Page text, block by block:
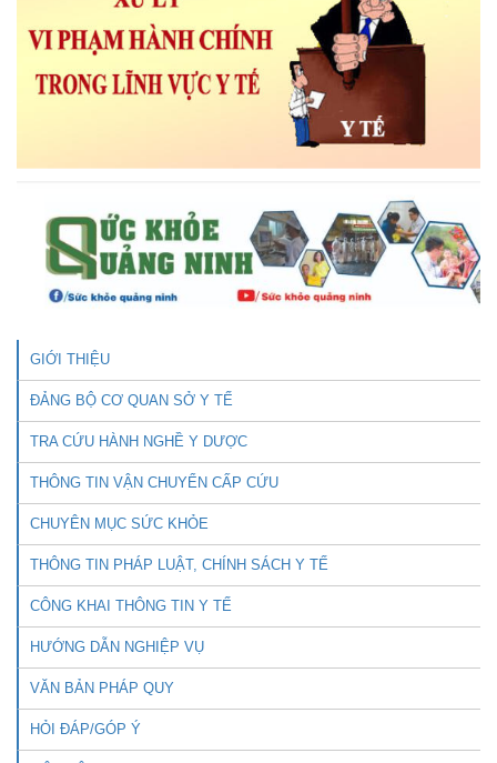
GIỚI THIỆU
ĐẢNG BỘ CƠ QUAN SỞ Y TẾ
TRA CỨU HÀNH NGHỀ Y DƯỢC
THÔNG TIN VẬN CHUYỂN CẤP CỨU
CHUYÊN MỤC SỨC KHỎE
THÔNG TIN PHÁP LUẬT, CHÍNH SÁCH Y TẾ
CÔNG KHAI THÔNG TIN Y TẾ
HƯỚNG DẪN NGHIỆP VỤ
VĂN BẢN PHÁP QUY
HỎI ĐÁP/GÓP Ý